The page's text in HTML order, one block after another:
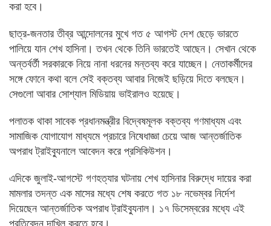
করা হবে।
ছাত্র-জনতার তীব্র আন্দোলনের মুখে গত ৫ আগস্ট দেশ ছেড়ে ভারতে
পালিয়ে যান শেখ হাসিনা। তখন থেকে তিনি ভারতেই আছেন। সেখান থেকে
অন্তর্বর্তী সরকারকে নিয়ে নানা ধরনের মন্তব্য করে যাচ্ছেন। নেতাকর্মীদের
সঙ্গে ফোনে কথা বলে সেই বক্তব্য আবার নিজেই ছড়িয়ে দিতে বলছেন।
সেগুলো আবার সোশ্যাল মিডিয়ায় ভাইরালও হয়েছে।
পলাতক থাকা সাবেক প্রধানমন্ত্রীর বিদ্বেষমূলক বক্তব্য গণমাধ্যম এবং
সামাজিক যোগাযোগ মাধ্যমে প্রচারে নিষেধাজ্ঞা চেয়ে আজ আন্তর্জাতিক
অপরাধ ট্রাইব্যুনালে আবেদন করে প্রসিকিউশন।
এদিকে জুলাই-আগস্টে গণহত্যার ঘটনায় শেখ হাসিনার বিরুদ্ধে দায়ের করা
মামলার তদন্ত এক মাসের মধ্যে শেষ করতে গত ১৮ নভেম্বর নির্দেশ
দিয়েছেন আন্তর্জাতিক অপরাধ ট্রাইব্যুনাল। ১৭ ডিসেম্বরের মধ্যে এই